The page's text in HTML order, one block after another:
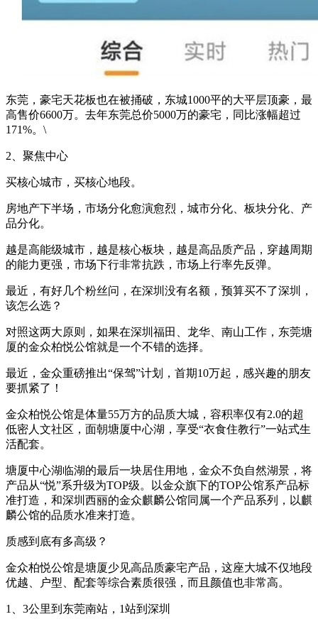
东莞，豪宅天花板也在被捅破，东城1000平的大平层顶豪，最
高售价6600万。去年东莞总价5000万的豪宅，同比涨幅超过
171%。\
2、聚焦中心
买核心城市，买核心地段。
房地产下半场，市场分化愈演愈烈，城市分化、板块分化、产
品分化。
越是高能级城市，越是核心板块，越是高品质产品，穿越周期
的能力更强，市场下行非常抗跌，市场上行率先反弹。
最近，有好几个粉丝问，在深圳没有名额，预算买不了深圳，
该怎么选？
对照这两大原则，如果在深圳福田、龙华、南山工作，东莞塘
厦的金众柏悦公馆就是一个不错的选择。
最近，金众重磅推出“保驾”计划，首期10万起，感兴趣的朋友
要抓紧了！
金众柏悦公馆是体量55万方的品质大城，容积率仅有2.0的超
低密人文社区，面朝塘厦中心湖，享受“衣食住教行”一站式生
活配套。
塘厦中心湖临湖的最后一块居住用地，金众不负自然湖景，将
产品从“悦”系升级为TOP级。以金众旗下的TOP公馆系产品标
准打造，和深圳西丽的金众麒麟公馆同属一个产品系列，以麒
麟公馆的品质水准来打造。
质感到底有多高级？
金众柏悦公馆是塘厦少见高品质豪宅产品，这座大城不仅地段
优越、户型、配套等综合素质很强，而且颜值也非常高。
1、3公里到东莞南站，1站到深圳